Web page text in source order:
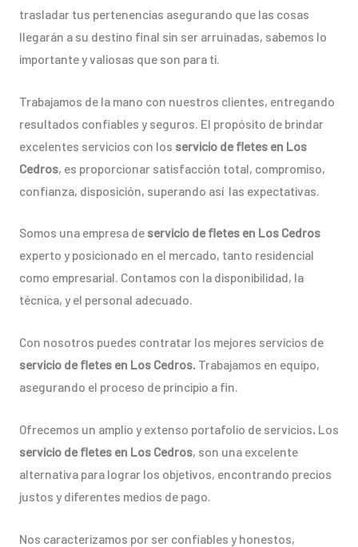
trasladar tus pertenencias asegurando que las cosas
llegarán a su destino final sin ser arruinadas, sabemos lo
importante y valiosas que son para ti.
Trabajamos de la mano con nuestros clientes, entregando
resultados confiables y seguros. El propósito de brindar
excelentes servicios con los servicio de fletes en Los
Cedros, es proporcionar satisfacción total, compromiso,
confianza, disposición, superando así las expectativas.
Somos una empresa de servicio de fletes en Los Cedros
experto y posicionado en el mercado, tanto residencial
como empresarial. Contamos con la disponibilidad, la
técnica, y el personal adecuado.
Con nosotros puedes contratar los mejores servicios de
servicio de fletes en Los Cedros. Trabajamos en equipo,
asegurando el proceso de principio a fin.
Ofrecemos un amplio y extenso portafolio de servicios. Los
servicio de fletes en Los Cedros, son una excelente
alternativa para lograr los objetivos, encontrando precios
justos y diferentes medios de pago.
Nos caracterizamos por ser confiables y honestos,